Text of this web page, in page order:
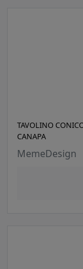
TAVOLINO
CANAPA
MemeDesign